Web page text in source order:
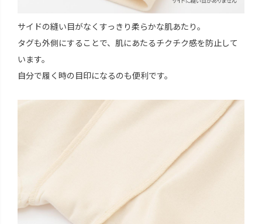
サイドの縫い目がなくすっきり柔らかな肌あたり。
タグも外側にすることで、肌にあたるチクチク感を防止して
います。
自分で履く時の目印になるのも便利です。